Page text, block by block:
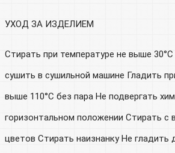
УХОД ЗА ИЗДЕЛИЕМ
Стирать при температуре не выше
сушить в сушильной машине Гладить
выше 110°C без пара Не ​​подвергать
горизонтальном положении Стирать с
цветов Стирать наизнанку Не гладить